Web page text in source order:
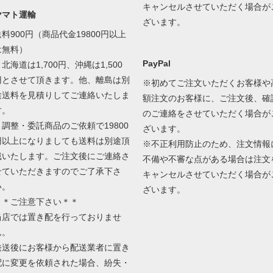
マト運輸
料900円（商品代金19800円以上
料）
北海道は1,700円、沖縄は1,500
とさせて頂きます。他、離島は別
送料を見積りしてご連絡いたしま
調整・委託商品のご依頼で19800
以上になりましても送料は別途頂
いたします。ご注文後にご連絡さ
ていただきますのでご了承下さ
ご注意下さい＊＊
店では置き配を行っておりませ
送後にお客様から配送業者に置き
変更を依頼された場合、紛失・
キャンセルさせていただく場合が
ざいます。
PayPal
※初めてご注文いただくお客様や
額注文のお客様に、ご注文後、確
のご連絡をさせていただく場合が
ざいます。
※不正利用防止のため、注文情報
不備や不審な点がある場合は注文
キャンセルさせていただく場合が
ざいます。